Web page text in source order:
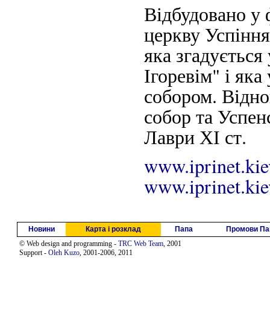
Відбудовано у
церкву
яка
Ігоревім" і
собором.
собор та
Лаври ХІ ст.
Новини Карта і розклад Папа
Промови
© Web design and programming - TRC Web Team, 2001
Support - Oleh Kuzo, 2001-2006, 2011